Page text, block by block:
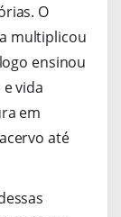
O
multiplicou
ensinou
vida
em
até